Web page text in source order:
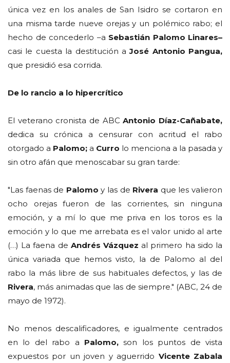
única vez en los anales de San Isidro se cortaron en
una misma tarde nueve orejas y un polémico rabo; el
hecho de concederlo –a Sebastián Palomo Linares–
casi le cuesta la destitución aJosé Antonio Pangua,
que presidió esa corrida.
De lo rancio a lo hipercrítico
El veterano cronista de ABCAntonio Díaz-Cañabate,
dedica su crónica a censurar con acritud el rabo
otorgado a Palomo; a Curro lo menciona a la pasada y
sin otro afán que menoscabar su gran tarde:
"Las faenas de Palomo y las de Rivera que les valieron
ocho orejas fueron de las corrientes, sin ninguna
emoción, y a mí lo que me priva en los toros es la
emoción y lo que me arrebata es el valor unido al arte
(…) La faena de Andrés Vázquez al primero ha sido la
única variada que hemos visto, la de Palomo al del
rabo la más libre de sus habituales defectos, y las de
Rivera, más animadas que las de siempre." (ABC, 24 de
mayo de 1972).
No menos descalificadores, e igualmente centrados
en lo del rabo a Palomo, son los puntos de vista
expuestos por un joven y aguerrido Vicente Zabala